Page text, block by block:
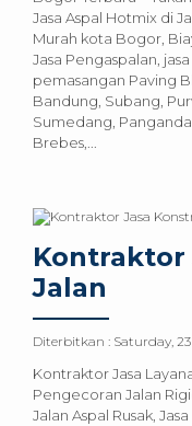
Jasa Aspal Hotmix di
Murah kota Bogor,
Jasa Pengaspalan,
pemasangan Paving
Bandung, Subang,
Sumedang,
Brebes,...
Kontraktor
Jalan
Diterbitkan : Saturday,
Kontraktor Jasa
Pengecoran Jalan
Jalan Aspal Rusak,